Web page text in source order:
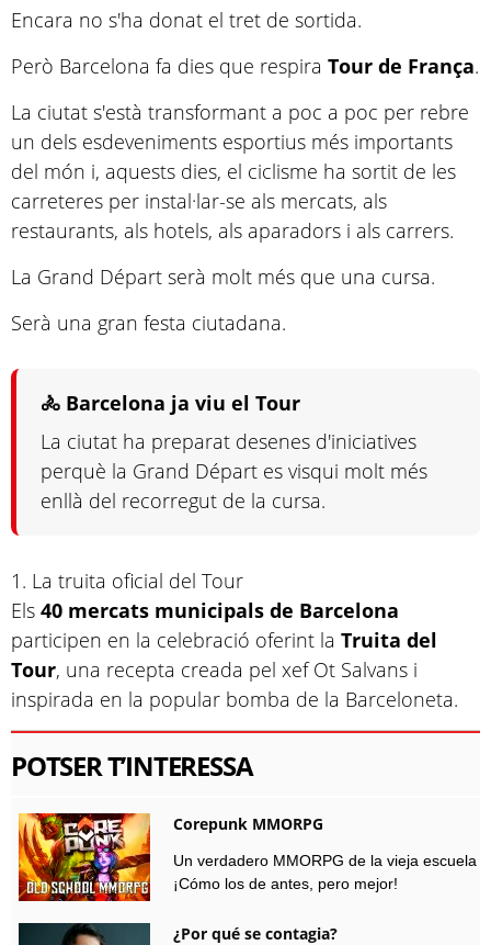
Encara no s'ha donat el tret de sortida.
Però Barcelona fa dies que respira Tour de França.
La ciutat s'està transformant a poc a poc per rebre
un dels esdeveniments esportius més importants
del món i, aquests dies, el ciclisme ha sortit de les
carreteres per instal·lar-se als mercats, als
restaurants, als hotels, als aparadors i als carrers.
La Grand Départ serà molt més que una cursa.
Serà una gran festa ciutadana.
🚴 Barcelona ja viu el Tour
La ciutat ha preparat desenes d'iniciatives
perquè la Grand Départ es visqui molt més
enllà del recorregut de la cursa.
1. La truita oficial del Tour
Els 40 mercats municipals de Barcelona
participen en la celebració oferint la Truita del
Tour, una recepta creada pel xef Ot Salvans i
inspirada en la popular bomba de la Barceloneta.
POTSER T’INTERESSA
Corepunk MMORPG
Un verdadero MMORPG de la vieja escuela
¡Cómo los de antes, pero mejor!
¿Por qué se contagia?